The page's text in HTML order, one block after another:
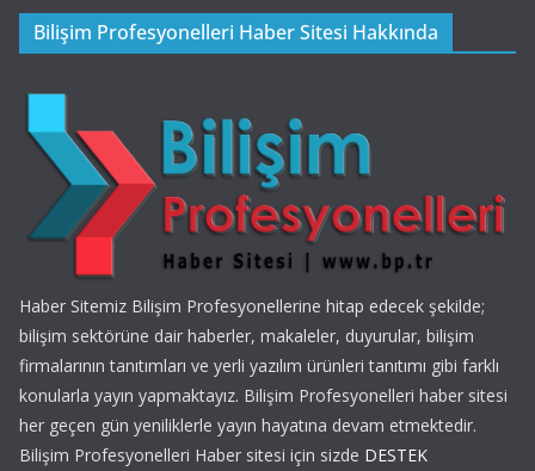
Bilişim Profesyonelleri Haber Sitesi Hakkında
Haber Sitemiz Bilişim Profesyonellerine hitap edecek şekilde;
bilişim sektörüne dair haberler, makaleler, duyurular, bilişim
firmalarının tanıtımları ve yerli yazılım ürünleri tanıtımı gibi farklı
konularla yayın yapmaktayız. Bilişim Profesyonelleri haber sitesi
her geçen gün yeniliklerle yayın hayatına devam etmektedir.
Bilişim Profesyonelleri Haber sitesi için sizde DESTEK